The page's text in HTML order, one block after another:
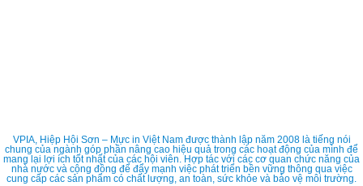
VPIA, Hiệp Hội Sơn – Mực in Việt Nam được thành lập năm 2008 là tiếng nói
chung của ngành góp phần nâng cao hiệu quả trong các hoạt động của mình để
mang lại lợi ích tốt nhất của các hội viên. Hợp tác với các cơ quan chức năng của
nhà nước và cộng đồng để đẩy mạnh việc phát triển bền vững thông qua việc
cung cấp các sản phẩm có chất lượng, an toàn, sức khỏe và bảo vệ môi trường.